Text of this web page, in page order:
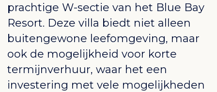
prachtige W-sectie van het Blue Bay
Resort. Deze villa biedt niet alleen
buitengewone leefomgeving, maar
ook de mogelijkheid voor korte
termijnverhuur, waar het een
investering met vele mogelijkheden